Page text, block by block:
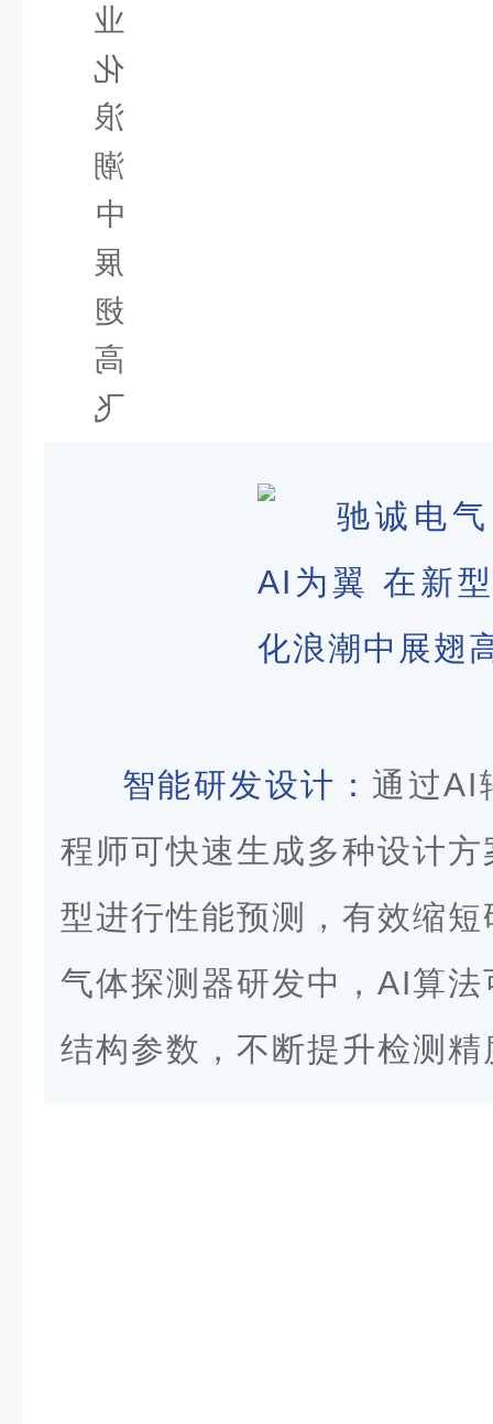
智能研发设计： 通过AI
程师可快速生成多种设计
型进行性能预测，有效缩
气体探测器研发中，AI算
结构参数，不断提升检测精